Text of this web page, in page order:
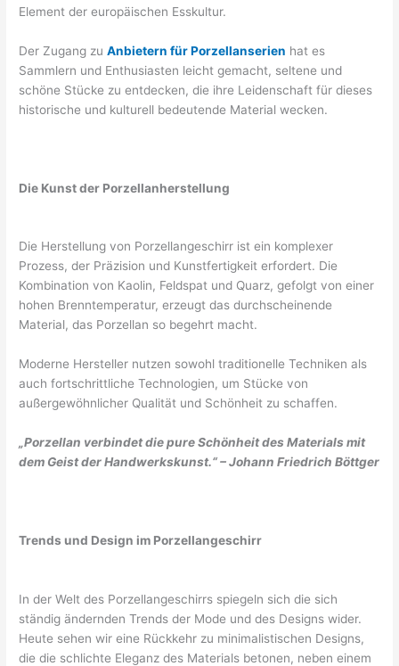
Element der europäischen Esskultur.
Der Zugang zuAnbietern für Porzellanserien hat es
Sammlern und Enthusiasten leicht gemacht, seltene und
schöne Stücke zu entdecken, die ihre Leidenschaft für dieses
historische und kulturell bedeutende Material wecken.
Die Kunst der Porzellanherstellung
Die Herstellung von Porzellangeschirr ist ein komplexer
Prozess, der Präzision und Kunstfertigkeit erfordert. Die
Kombination von Kaolin, Feldspat und Quarz, gefolgt von einer
hohen Brenntemperatur, erzeugt das durchscheinende
Material, das Porzellan so begehrt macht.
Moderne Hersteller nutzen sowohl traditionelle Techniken als
auch fortschrittliche Technologien, um Stücke von
außergewöhnlicher Qualität und Schönheit zu schaffen.
„Porzellan verbindet die pure Schönheit des Materials mit
dem Geist der Handwerkskunst.“ – Johann Friedrich Böttger
Trends und Design im Porzellangeschirr
In der Welt des Porzellangeschirrs spiegeln sich die sich
ständig ändernden Trends der Mode und des Designs wider.
Heute sehen wir eine Rückkehr zu minimalistischen Designs,
die die schlichte Eleganz des Materials betonen, neben einem